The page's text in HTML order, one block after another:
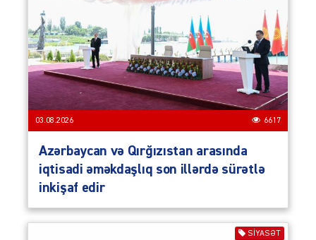
03.08.2026 6617
Azərbaycan və Qırğızıstan arasında
iqtisadi əməkdaşlıq son illərdə sürətlə
inkişaf edir
SIYASƏT